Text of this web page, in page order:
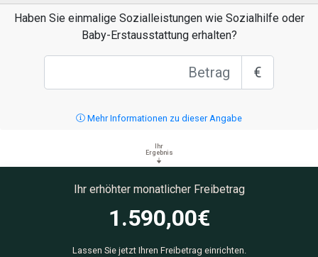
Haben Sie einmalige Sozialleistungen wie Sozialhilfe oder
Baby-Erstausstattung erhalten?
€
Mehr Informationen zu dieser Angabe
Ihr
Ergebnis
Ihr erhöhter monatlicher Freibetrag
1.590,00€
Lassen Sie jetzt Ihren Freibetrag einrichten.